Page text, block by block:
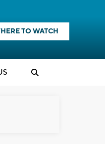
TO WATCH